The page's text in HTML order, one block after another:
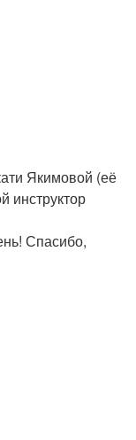
Якимовой (её
инструктор
Спасибо,